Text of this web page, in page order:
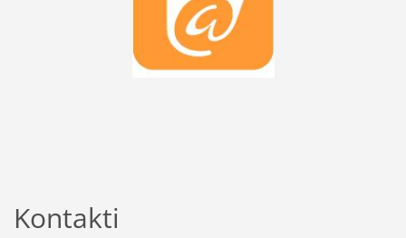
Kontakti